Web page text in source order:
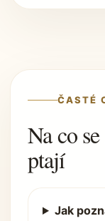
ČASTÉ
Na co
ptají
Jak